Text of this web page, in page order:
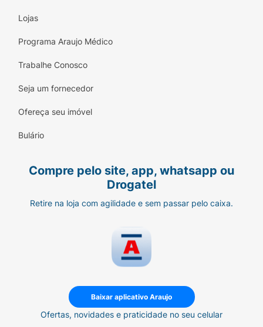
Lojas
Programa Araujo Médico
Trabalhe Conosco
Seja um fornecedor
Ofereça seu imóvel
Bulário
Compre pelo site, app, whatsapp ou
Drogatel
Retire na loja com agilidade e sem passar pelo caixa.
Baixar aplicativo Araujo
Ofertas, novidades e praticidade no seu celular